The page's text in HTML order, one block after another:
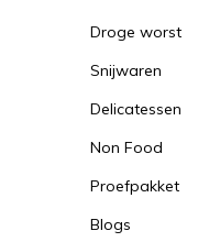
Droge worst
Snijwaren
Delicatessen
Non Food
Proefpakket
Blogs